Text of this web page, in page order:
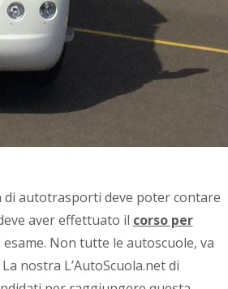
di autotrasporti deve poter contare
aver effettuato il corso per
Non tutte le autoscuole, va
nostra L’AutoScuola.net di